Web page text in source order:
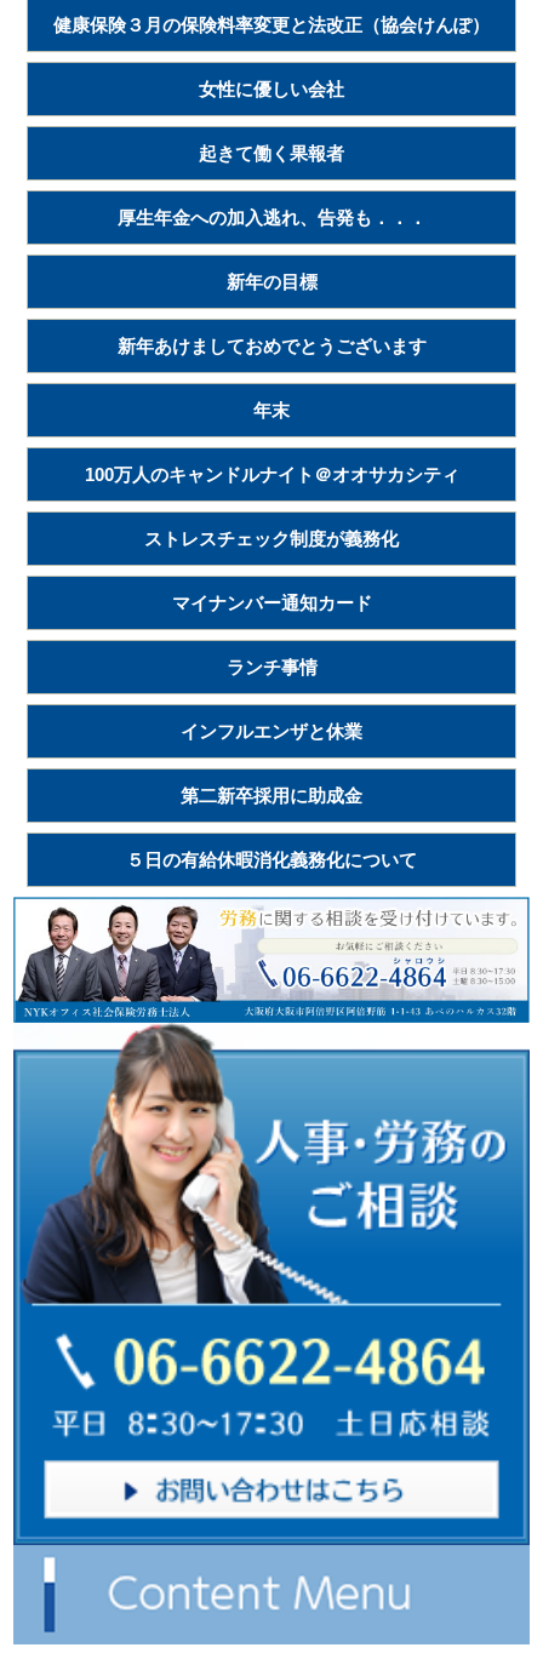
健康保険３月の保険料率変更と法改正（協会けんぽ）
女性に優しい会社
起きて働く果報者
厚生年金への加入逃れ、告発も．．．
新年の目標
新年あけましておめでとうございます
年末
100万人のキャンドルナイト＠オオサカシティ
ストレスチェック制度が義務化
マイナンバー通知カード
ランチ事情
インフルエンザと休業
第二新卒採用に助成金
５日の有給休暇消化義務化について